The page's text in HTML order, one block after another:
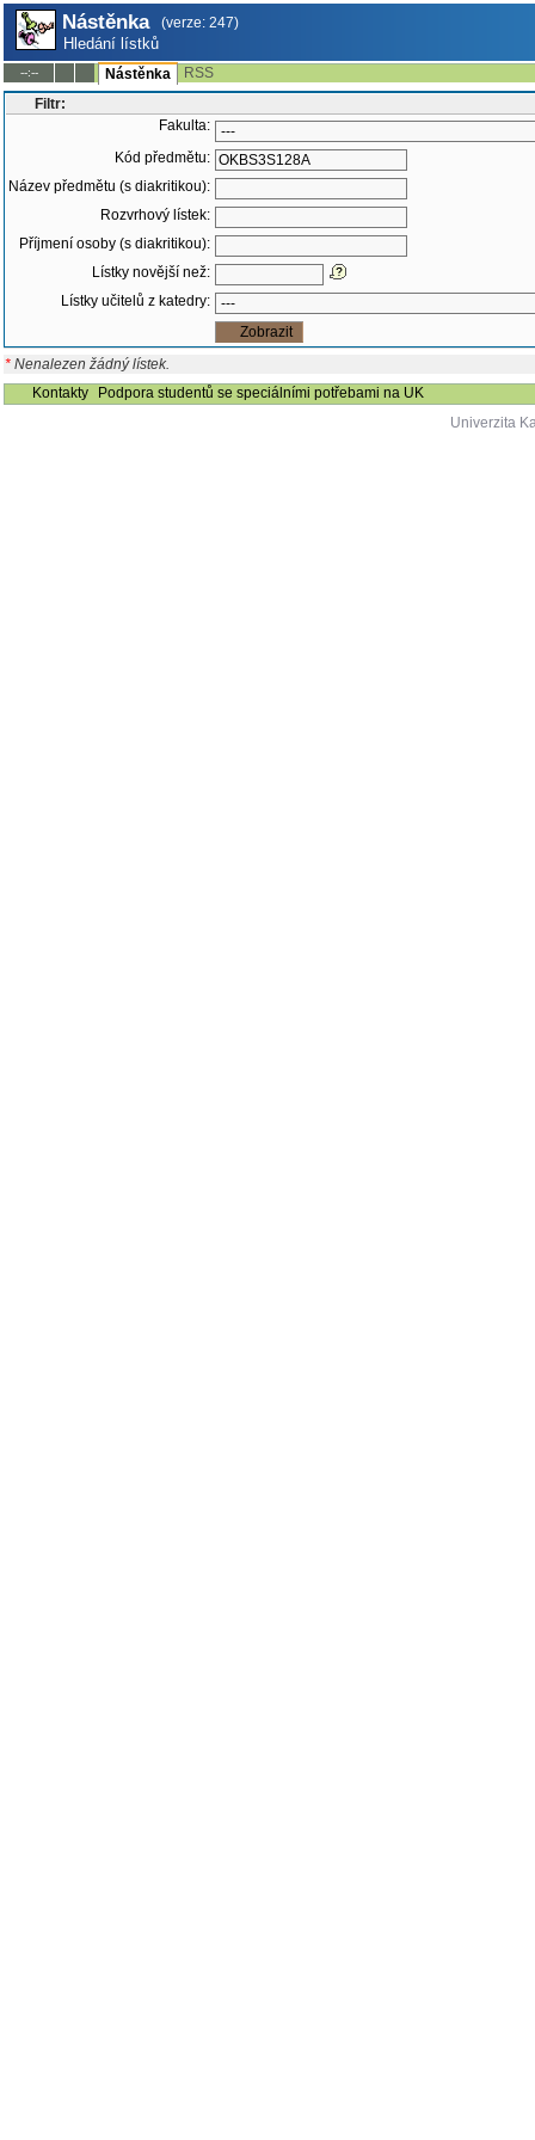
Nástěnka (verze: 247)
Hledání lístků
--:-- Nástěnka
RSS
Filtr:
Fakulta:
Kód předmětu:
Název předmětu (s diakritikou):
Rozvrhový lístek:
Příjmení osoby (s diakritikou):
Lístky novější než:
Lístky učitelů z katedry:
* Nenalezen žádný lístek.
Kontakty
Podpora studentů se speciálními potřebami na UK
Univerzita